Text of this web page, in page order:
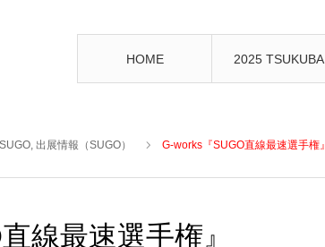
HOME 2025 TSUKUBA
, 出展情報（SUGO） G-works『SUGO直線最速選手権』
線最速選手権』